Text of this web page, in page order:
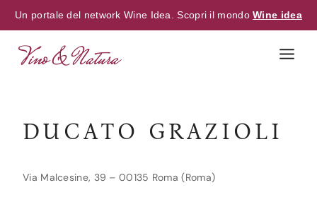
Un portale del network Wine Idea. Scopri il mondoWine idea
DUCATO GRAZIOLI
Via Malcesine, 39 – 00135 Roma (Roma)